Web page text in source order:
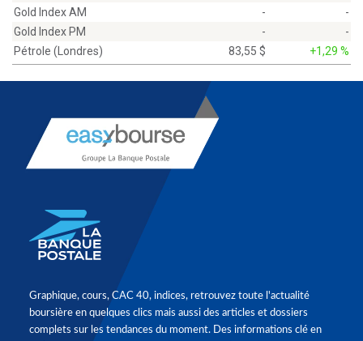
Gold Index AM
-
-
Gold Index PM
-
-
Pétrole (Londres)
83,55 $ +1,29 %
Graphique, cours, CAC 40, indices, retrouvez toute l'actualité
boursière en quelques clics mais aussi des articles et dossiers
complets sur les tendances du moment. Des informations clé en